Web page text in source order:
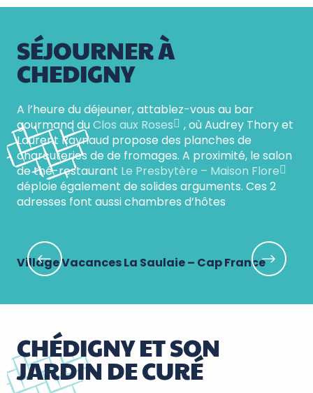
SÉJOURNER À
CHEDIGNY
A l’heure du déjeuner, attablez-vous au bar
gourmand duClos aux Roses
, où Audrey Thory et
Laurent Raynaud propose des planches de
charcuteries de de fromages. A proximité, le salon
de thé-restaurant Le Presbytère – Maison Flore
déploie également de solides arguments. Ces 2
adresses font aussi chambres d’hôtes
Village Vacances La Saulaie – Cap France
CHÉDIGNY ET SON
JARDIN DE CURÉ